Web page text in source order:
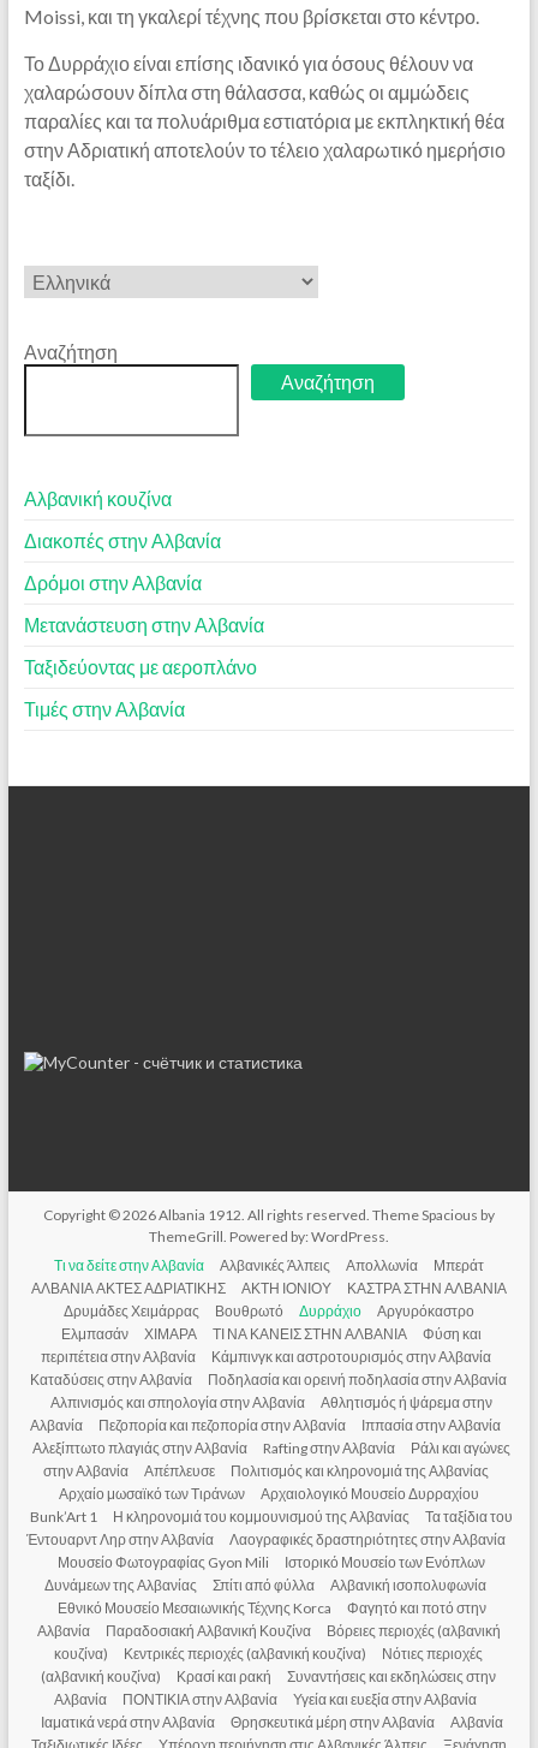
Moissi, και τη γκαλερί τέχνης που βρίσκεται στο κέντρο.
Το Δυρράχιο είναι επίσης ιδανικό για όσους θέλουν να
χαλαρώσουν δίπλα στη θάλασσα, καθώς οι αμμώδεις
παραλίες και τα πολυάριθμα εστιατόρια με εκπληκτική θέα
στην Αδριατική αποτελούν το τέλειο χαλαρωτικό ημερήσιο
ταξίδι.
Επιλέξτε
μια
Αναζήτηση
Αναζήτηση
Αλβανική κουζίνα
Διακοπές στην Αλβανία
Δρόμοι στην Αλβανία
Μετανάστευση στην Αλβανία
Ταξιδεύοντας με αεροπλάνο
Τιμές στην Αλβανία
Copyright © 2026Albania 1912. All rights reserved. ThemeSpacious by
ThemeGrill. Powered by: WordPress.
Τι να δείτε στην Αλβανία
Αλβανικές Άλπεις Απολλωνία
Μπεράτ
ΑΛΒΑΝΙΑ ΑΚΤΕΣ ΑΔΡΙΑΤΙΚΗΣ
ΑΚΤΗ ΙΟΝΙΟΥ
ΚΑΣΤΡΑ ΣΤΗΝ ΑΛΒΑΝΙΑ
Δρυμάδες Χειμάρρας
Βουθρωτό Δυρράχιο
Αργυρόκαστρο
Ελμπασάν
ΧΙΜΑΡΑ ΤΙ ΝΑ ΚΑΝΕΙΣ ΣΤΗΝ ΑΛΒΑΝΙΑ
Φύση και
περιπέτεια στην Αλβανία
Κάμπινγκ και αστροτουρισμός στην Αλβανία
Καταδύσεις στην Αλβανία
Ποδηλασία και ορεινή ποδηλασία στην Αλβανία
Αλπινισμός και σπηολογία στην Αλβανία
Αθλητισμός ή ψάρεμα στην
Αλβανία
Πεζοπορία και πεζοπορία στην Αλβανία
Ιππασία στην Αλβανία
Αλεξίπτωτο πλαγιάς στην Αλβανία
Rafting στην Αλβανία
Ράλι και αγώνες
στην Αλβανία
Απέπλευσε
Πολιτισμός και κληρονομιά της Αλβανίας
Αρχαίο μωσαϊκό των Τιράνων
Αρχαιολογικό Μουσείο Δυρραχίου
Bunk’Art 1
Η κληρονομιά του κομμουνισμού της Αλβανίας
Τα ταξίδια του
Έντουαρντ Ληρ στην Αλβανία
Λαογραφικές δραστηριότητες στην Αλβανία
Μουσείο Φωτογραφίας Gyon Mili
Ιστορικό Μουσείο των Ενόπλων
Δυνάμεων της Αλβανίας
Σπίτι από φύλλα
Αλβανική ισοπολυφωνία
Εθνικό Μουσείο Μεσαιωνικής Τέχνης Korca
Φαγητό και ποτό στην
Αλβανία
Παραδοσιακή Αλβανική Κουζίνα
Βόρειες περιοχές (αλβανική
κουζίνα)
Κεντρικές περιοχές (αλβανική κουζίνα)
Νότιες περιοχές
(αλβανική κουζίνα)
Κρασί και ρακή
Συναντήσεις και εκδηλώσεις στην
Αλβανία
ΠΟΝΤΙΚΙΑ στην Αλβανία
Υγεία και ευεξία στην Αλβανία
Ιαματικά νερά στην Αλβανία
Θρησκευτικά μέρη στην Αλβανία
Αλβανία